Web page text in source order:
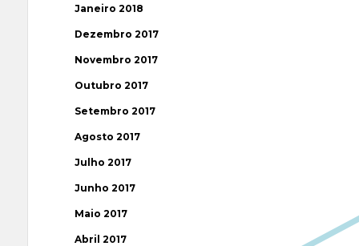
Janeiro 2018
Dezembro 2017
Novembro 2017
Outubro 2017
Setembro 2017
Agosto 2017
Julho 2017
Junho 2017
Maio 2017
Abril 2017